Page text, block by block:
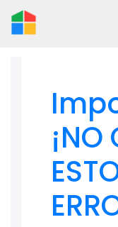
¡NO